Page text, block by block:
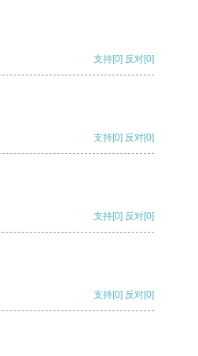
支持[0] 反对[0]
支持[0] 反对[0]
支持[0] 反对[0]
支持[0] 反对[0]